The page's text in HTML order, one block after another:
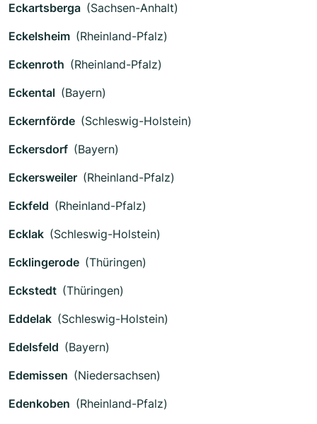
Eckartsberga (Sachsen-Anhalt)
Eckelsheim (Rheinland-Pfalz)
Eckenroth (Rheinland-Pfalz)
Eckental (Bayern)
Eckernförde (Schleswig-Holstein)
Eckersdorf (Bayern)
Eckersweiler (Rheinland-Pfalz)
Eckfeld (Rheinland-Pfalz)
Ecklak (Schleswig-Holstein)
Ecklingerode (Thüringen)
Eckstedt (Thüringen)
Eddelak (Schleswig-Holstein)
Edelsfeld (Bayern)
Edemissen (Niedersachsen)
Edenkoben (Rheinland-Pfalz)